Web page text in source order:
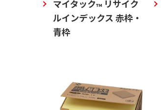
マイタック™リサイク
ルインデックス 赤枠・
青枠